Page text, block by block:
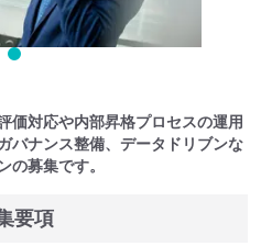
価対応や内部昇格プロセスの運用
バナンス整備、データドリブンな
の募集です。
要項